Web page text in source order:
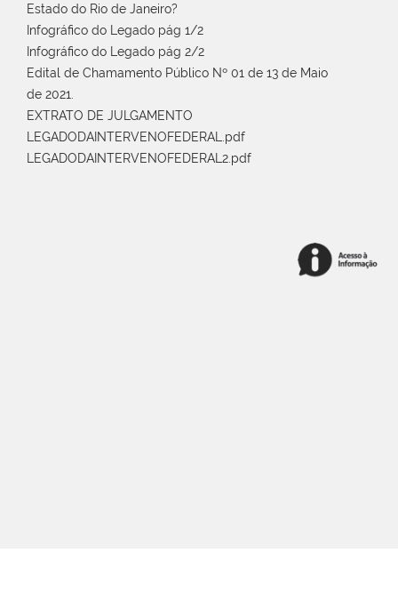
Estado do Rio de Janeiro?
Infográfico do Legado pág 1/2
Infográfico do Legado pág 2/2
Edital de Chamamento Público Nº 01 de 13 de Maio
de 2021.
EXTRATO DE JULGAMENTO
LEGADODAINTERVENOFEDERAL.pdf
LEGADODAINTERVENOFEDERAL2.pdf